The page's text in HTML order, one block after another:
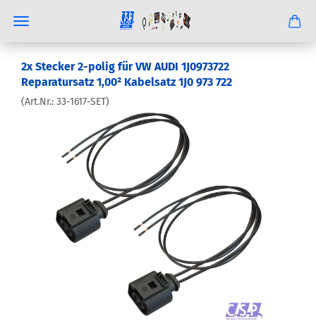
2x Stecker 2-polig für VW AUDI 1J0973722
Reparatursatz 1,00² Kabelsatz 1J0 973 722
(Art.Nr.: 33-1617-SET)